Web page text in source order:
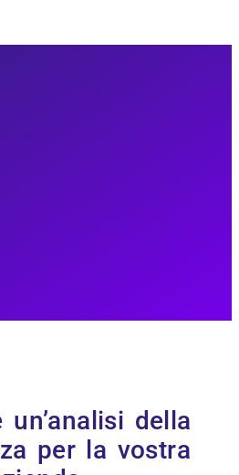
un’analisi della
per la vostra